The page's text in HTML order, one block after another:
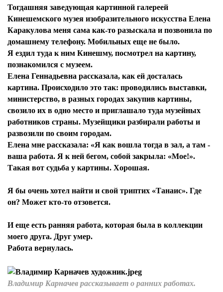
Тогдашняя заведующая картинной галереей
Кинешемского музея изобразительного искусства Елена
Каракулова меня сама как-то разыскала и позвонила по
домашнему телефону. Мобильных еще не было.
Я ездил туда к ним Кинешму, посмотрел на картину,
познакомился с музеем.
Елена Геннадьевна рассказала, как ей досталась
картина. Происходило это так: проводились выставки,
министерство, в разных городах закупив картины,
свозило их в одно место и приглашало туда музейных
работников страны. Музейщики разбирали работы и
развозили по своим городам.
Елена мне рассказала: «Я как вошла тогда в зал, а там -
ваша работа. Я к ней бегом, собой закрыла: «Мое!».
Такая вот судьба у картины. Хорошая.
Я бы очень хотел найти и свой триптих «Танаис». Где
он? Может кто-то отзовется.
И еще есть ранняя работа, которая была в коллекции
моего друга. Друг умер.
Работа вернулась.
Владимир Карначев рассказывает о ранних работах.
защиты информации*